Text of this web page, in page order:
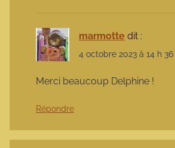
marmotte dit :
4 octobre 2023 à 14 h
Merci beaucoup Delphine !
Répondre